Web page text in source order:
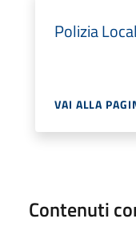
Polizia
VAI ALLA
Contenuti